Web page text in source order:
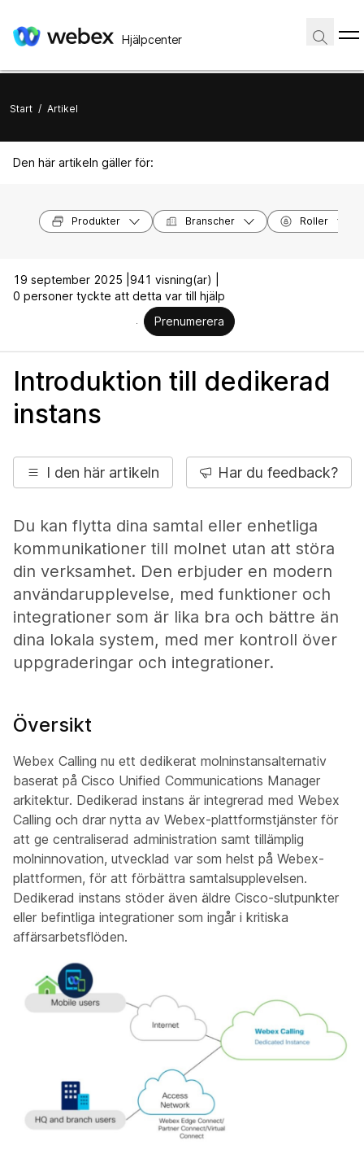
Hjälpcenter
Start / Artikel
Den här artikeln gäller för:
Produkter Branscher Roller
19 september 2025 | 941 visning(ar) |
0 personer tyckte att detta var till hjälp
Prenumerera
Introduktion till dedikerad
instans
I den här artikeln Har du feedback?
Du kan flytta dina samtal eller enhetliga
kommunikationer till molnet utan att störa
din verksamhet. Den erbjuder en modern
användarupplevelse, med funktioner och
integrationer som är lika bra och bättre än
dina lokala system, med mer kontroll över
uppgraderingar och integrationer.
Översikt
Webex Calling nu ett dedikerat molninstansalternativ
baserat på Cisco Unified Communications Manager
arkitektur. Dedikerad instans är integrerad med Webex
Calling och drar nytta av Webex-plattformstjänster för
att ge centraliserad administration samt tillämplig
molninnovation, utvecklad var som helst på Webex-
plattformen, för att förbättra samtalsupplevelsen.
Dedikerad instans stöder även äldre Cisco-slutpunkter
eller befintliga integrationer som ingår i kritiska
affärsarbetsflöden.